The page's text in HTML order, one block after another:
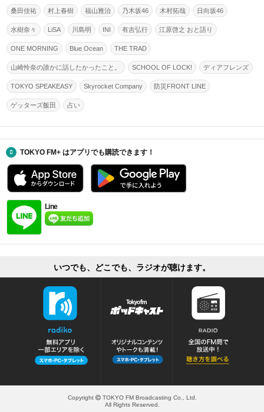
桑田佳祐 村上春樹 福山雅治 乃木坂46 木村拓哉 日向坂46
水樹奈々 LiSA 川島明 INI 有吉弘行 江原啓之 おと語り
ONE MORNING Blue Ocean THE TRAD
山崎怜奈の誰かに話したかったこと。 SCHOOL OF LOCK! ディアフレンズ
TOKYO SPEAKEASY Skyrocket Company 防災FRONT LINE
ゲッターズ飯田 占い
TOKYO FM+ はアプリでも購読できます！
Line
いつでも、どこでも、ラジオが聴けます。
Copyright
TOKYO FM Broadcasting Co., Ltd.
All Rights Reserved.